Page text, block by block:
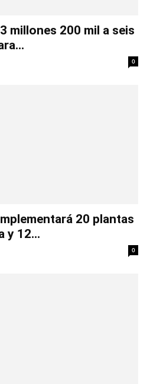
millones 200 mil a seis
0
20 plantas
y 12...
0